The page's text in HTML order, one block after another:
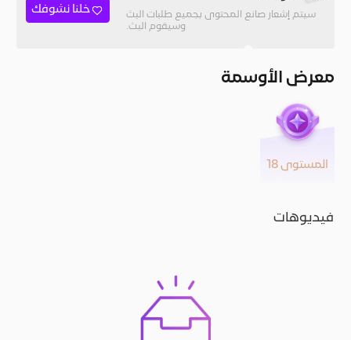
سيتم إشعار صانع المحتوى بجميع طلبات البث
وسيقوم البث.
خلنا نشوفك
معرض الأوسمة
المستوى 18
فيديوهات